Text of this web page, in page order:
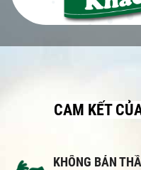
CAM KẾT
KHÔNG BÁN